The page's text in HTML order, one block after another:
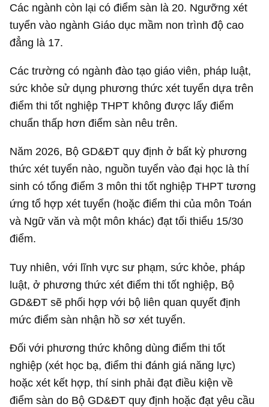
Các ngành còn lại có điểm sàn là 20. Ngưỡng xét
tuyển vào ngành Giáo dục mầm non trình độ cao
đẳng là 17.
Các trường có ngành đào tạo giáo viên, pháp luật,
sức khỏe sử dụng phương thức xét tuyển dựa trên
điểm thi tốt nghiệp THPT không được lấy điểm
chuẩn thấp hơn điểm sàn nêu trên.
Năm 2026, Bộ GD&ĐT quy định ở bất kỳ phương
thức xét tuyển nào, nguồn tuyển vào đại học là thí
sinh có tổng điểm 3 môn thi tốt nghiệp THPT tương
ứng tổ hợp xét tuyển (hoặc điểm thi của môn Toán
và Ngữ văn và một môn khác) đạt tối thiểu 15/30
điểm.
Tuy nhiên, với lĩnh vực sư phạm, sức khỏe, pháp
luật, ở phương thức xét điểm thi tốt nghiệp, Bộ
GD&ĐT sẽ phối hợp với bộ liên quan quyết định
mức điểm sàn nhận hồ sơ xét tuyển.
Đối với phương thức không dùng điểm thi tốt
nghiệp (xét học bạ, điểm thi đánh giá năng lực)
hoặc xét kết hợp, thí sinh phải đạt điều kiện về
điểm sàn do Bộ GD&ĐT quy định hoặc đạt yêu cầu